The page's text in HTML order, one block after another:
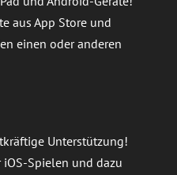
aus App Store und
einen oder anderen
Unterstützung!
Spielen und dazu